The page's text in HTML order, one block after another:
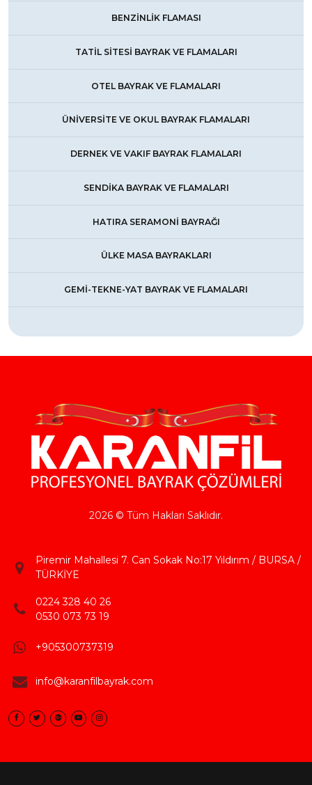
BENZİNLİK FLAMASI
TATİL SİTESİ BAYRAK VE FLAMALARI
OTEL BAYRAK VE FLAMALARI
ÜNİVERSİTE VE OKUL BAYRAK FLAMALARI
DERNEK VE VAKIF BAYRAK FLAMALARI
SENDİKA BAYRAK VE FLAMALARI
HATIRA SERAMONİ BAYRAĞI
ÜLKE MASA BAYRAKLARI
GEMİ-TEKNE-YAT BAYRAK VE FLAMALARI
2026 © Tüm Hakları Saklıdır.
Piremir Mahallesi 7. Can Sokak No:17 Yıldırım / BURSA /
TÜRKİYE
0224 328 40 26
0530 073 73 19
+905300737319
info@karanfilbayrak.com